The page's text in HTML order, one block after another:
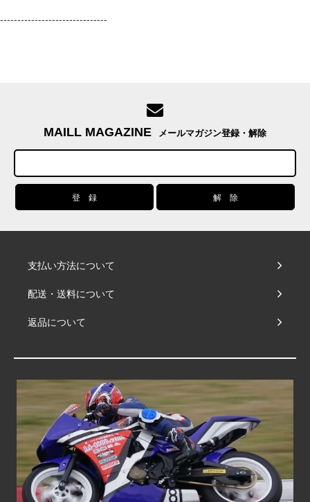
-------------------------------
MAILL MAGAZINE メールマガジン登録・解除
支払い方法について
配送・送料について
返品について